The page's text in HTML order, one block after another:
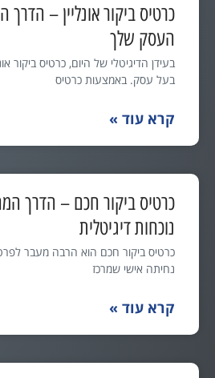
כרטיס ביקור אונליין –
העסק שלך
בעידן הדיגיטלי של היום, כרטיס ביקור
בעל עסק. באמצעות כרטיס
קרא עוד »
כרטיס ביקור חכם – הדרך
נוכחות דיגיטלית
כרטיס ביקור חכם הוא הרבה מעבר
נחיתה אישי שמרכז
קרא עוד »